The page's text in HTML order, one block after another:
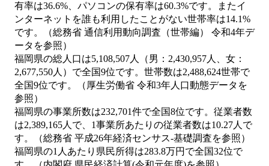
有率は36.6%、パソコンの保有率は60.3%です。またイ
ンターネットを誰も利用したことがない世帯率は14.1%
です。（総務省 通信利用動向調査（世帯編） 令和4年デ
ータを参照）
福岡県の総人口は5,108,507人（男：2,430,957人、女：
2,677,550人）で全国9位です。世帯数は2,488,624世帯で
全国9位です。（厚生労働省 令和3年人口動態データを
参照）
福岡県の事業所数は232,701件で全国8位です。従業者数
は2,389,165人で、1事業所あたりの従業者数は10.27人で
す。（総務省 平成26年経済センサス‐基礎調査を参照）
福岡県の1人あたり県民所得は283.8万円で全国32位で